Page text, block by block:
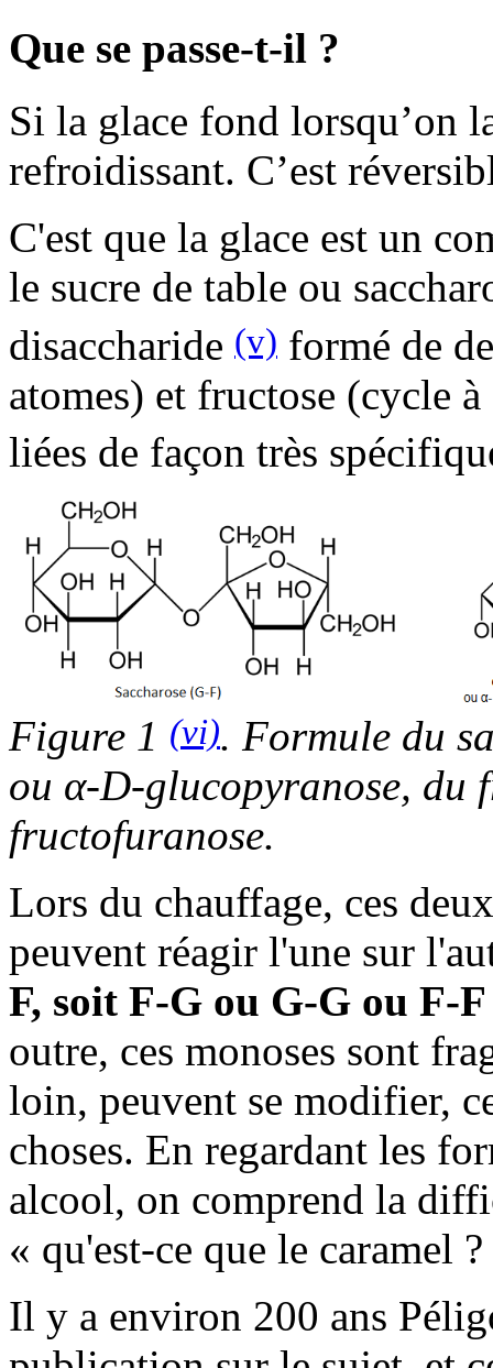
Que se passe-t-il ?
Si la glace fond lorsqu’on
refroidissant. C’est
C'est que la glace est un
le sucre de table ou
disaccharide (v) formé de
atomes) et fructose (cycle
liées de façon très
Figure 1 (vi). Formule du
ou α-D-glucopyranose, du
fructofuranose.
Lors du chauffage, ces
peuvent réagir l'une sur
F, soit F-G ou G-G ou F-F
outre, ces monoses sont
loin, peuvent se modifier,
choses. En regardant les
alcool, on comprend la
« qu'est-ce que le caramel
Il y a environ 200 ans